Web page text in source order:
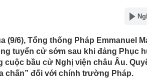
Bí mật được Apple giấu kín suốt 15
Vài mét vuông ngoài trời đang
22:48
5 LOẠI rau quen thuộc có khả
nên cẩn thận nguồn gốc trước khi
22:28
CHÍNH THỨC: Lịch đi học trở lại
(9/6), Tổng thống Pháp Emmanuel
tuyển cử sớm sau khi đảng Phục
cuộc bầu cử Nghị viện châu Âu.
chấn” đối với chính trường Pháp.